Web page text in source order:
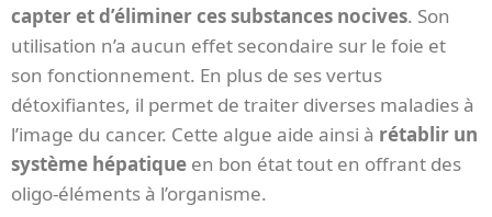
capter et d’éliminer ces substances nocives. Son
utilisation n’a aucun effet secondaire sur le foie et
son fonctionnement. En plus de ses vertus
détoxifiantes, il permet de traiter diverses maladies à
l’image du cancer. Cette algue aide ainsi à rétablir un
système hépatique en bon état tout en offrant des
oligo-éléments à l’organisme.